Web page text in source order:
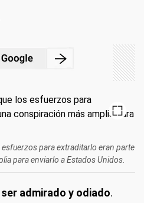
para extraditarlo eran parte
para enviarlo a Estados Unidos.
admirado y odiado.